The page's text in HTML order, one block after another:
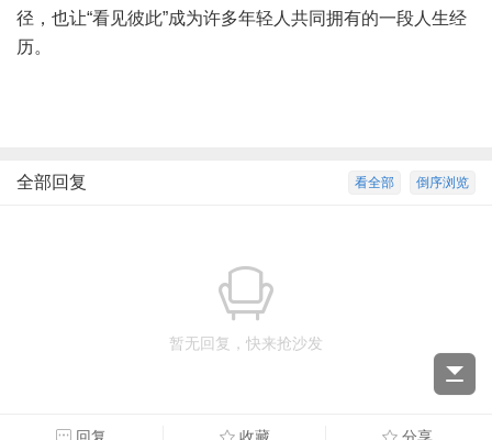
径，也让“看见彼此”成为许多年轻人共同拥有的一段人生经
历。
倒序浏览
看全部
全部回复
暂无回复，快来抢沙发